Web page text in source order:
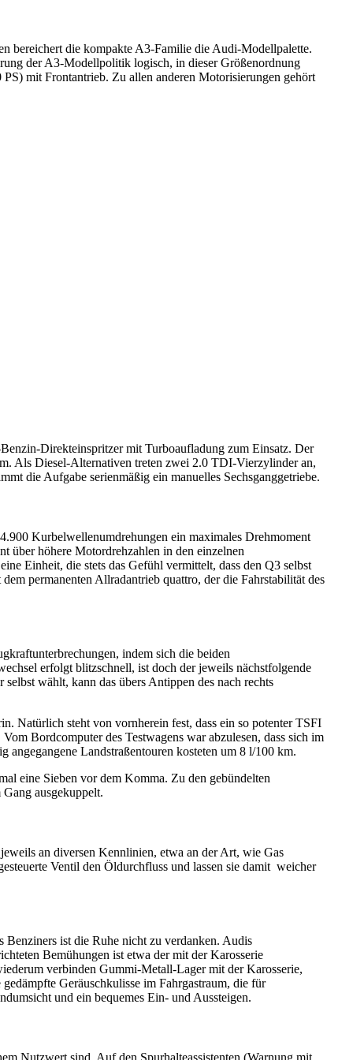
bereichert die kompakte A3-Familie die Audi-Modellpalette.
der A3-Modellpolitik logisch, in dieser Größenordnung
mit Frontantrieb. Zu allen anderen Motorisierungen gehört
Direkteinspritzer mit Turboaufladung zum Einsatz. Der
Als Diesel-Alternativen treten zwei 2.0 TDI-Vierzylinder an,
die Aufgabe serienmäßig ein manuelles Sechsganggetriebe.
Kurbelwellenumdrehungen ein maximales Drehmoment
über höhere Motordrehzahlen in den einzelnen
Einheit, die stets das Gefühl vermittelt, dass den Q3 selbst
permanenten Allradantrieb quattro, der die Fahrstabilität des
indem sich die beiden
erfolgt blitzschnell, ist doch der jeweils nächstfolgende
wählt, kann das übers Antippen des nach rechts
Natürlich steht von vornherein fest, dass ein so potenter TSFI
Bordcomputer des Testwagens war abzulesen, dass sich im
Landstraßentouren kosteten um 8 l/100 km.
eine Sieben vor dem Komma. Zu den gebündelten
ausgekuppelt.
an diversen Kennlinien, etwa an der Art, wie Gas
Ventil den Öldurchfluss und lassen sie damit weicher
Benziners ist die Ruhe nicht zu verdanken. Audis
Bemühungen ist etwa der mit der Karosserie
verbinden Gummi-Metall-Lager mit der Karosserie,
Geräuschkulisse im Fahrgastraum, die für
und ein bequemes Ein- und Aussteigen.
Nutzwert sind. Auf den Spurhalteassistenten (Warnung mit